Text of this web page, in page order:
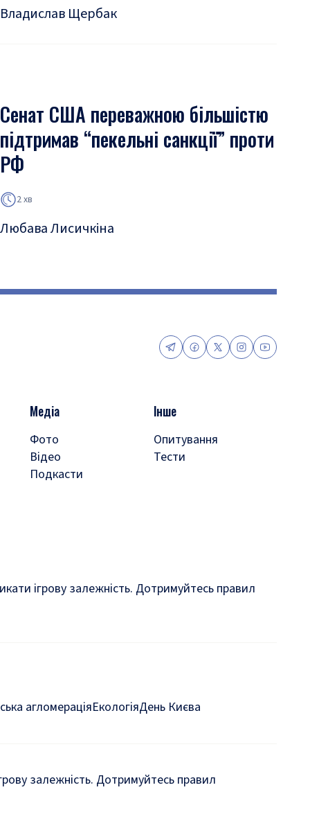
Владислав Щербак
Сенат США переважною більшістю
підтримав “пекельні санкції” проти
РФ
2 хв
Любава Лисичкіна
Медіа
Фото
Відео
Подкасти
Інше
Опитування
Тести
ігрову залежність. Дотримуйтесь правил
агломераціяЕкологіяДень Києва
залежність. Дотримуйтесь правил